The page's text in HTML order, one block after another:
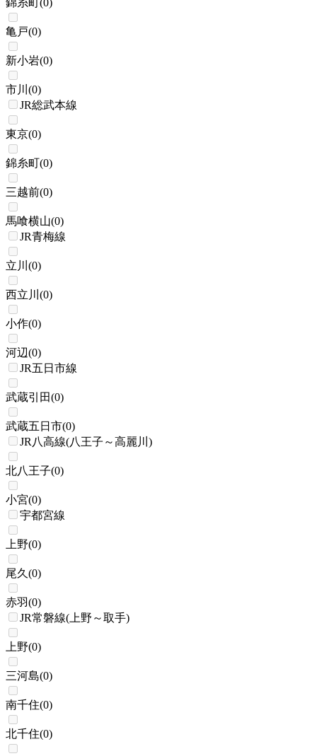
錦糸町 (0)
亀戸(0)
新小岩(0)
市川 (0)
JR総武本線
東京(0)
錦糸町(0)
三越前(0)
馬喰横山(0)
JR青梅線
立川 (0)
西立川 (0)
小作(0)
河辺(0)
JR五日市線
武蔵引田(0)
武蔵五日市(0)
JR八高線(八王子～高麗川)
北八王子(0)
小宮(0)
宇都宮線
上野(0)
尾久 (0)
赤羽(0)
JR常磐線(上野～取手)
上野(0)
三河島(0)
南千住(0)
北千住(0)